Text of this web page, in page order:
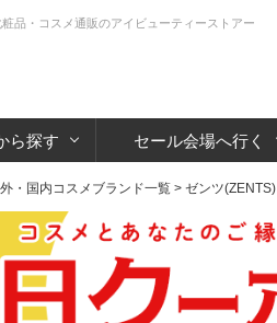
品・コスメ通販のアイビューティーストアー
ら探す セール会場へ行く
・国内コスメブランド一覧 > ゼンツ(ZENTS)